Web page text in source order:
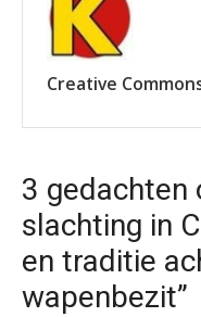
Creative
3 gedachten
slachting in
en traditie
wapenbezit”